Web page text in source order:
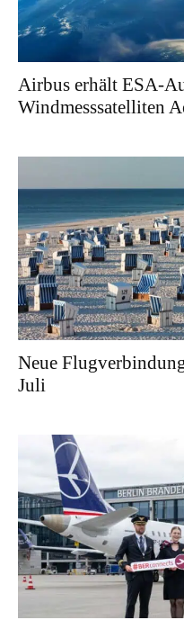
Airbus erhält ESA-
Windmesssatelliten
Neue
Juli